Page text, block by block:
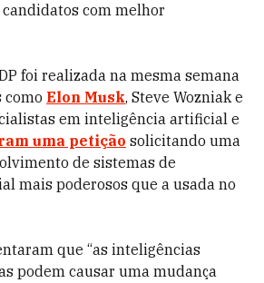
com melhor
foi realizada na mesma semana
como Elon Musk, Steve Wozniak e
em inteligência artificial e
uma petição solicitando uma
de sistemas de
mais poderosos que a usada no
que “as inteligências
podem causar uma mudança